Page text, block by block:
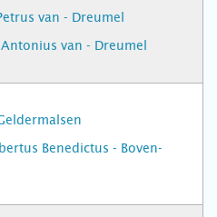
van - Dreumel
van - Dreumel
Benedictus - Boven-